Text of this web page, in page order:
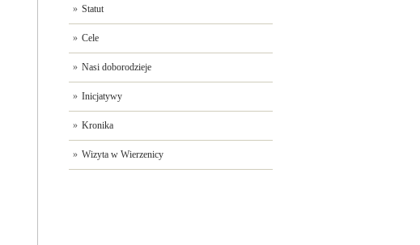
Statut
Cele
Nasi doborodzieje
Inicjatywy
Kronika
Wizyta w Wierzenicy